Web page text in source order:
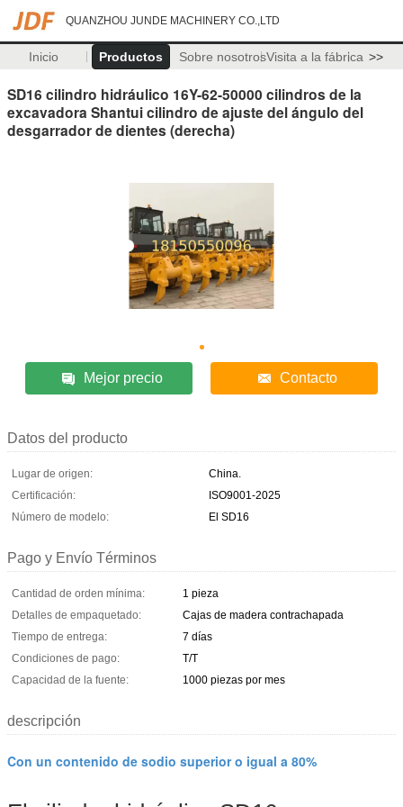
QUANZHOU JUNDE MACHINERY CO.,LTD
Inicio Productos Sobre nosotrosVisita a la fábrica >>
SD16 cilindro hidráulico 16Y-62-50000 cilindros de la
excavadora Shantui cilindro de ajuste del ángulo del
desgarrador de dientes (derecha)
Mejor precio Contacto
Datos del producto
Lugar de origen:
China.
Certificación:
ISO9001-2025
Número de modelo:
El SD16
Pago y Envío Términos
Cantidad de orden mínima:
1 pieza
Detalles de empaquetado:
Cajas de madera contrachapada
Tiempo de entrega:
7 días
Condiciones de pago:
T/T
Capacidad de la fuente:
1000 piezas por mes
descripción
Con un contenido de sodio superior o igual a 80%